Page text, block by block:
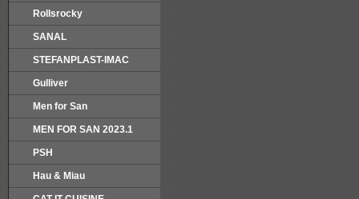
Rollsrocky
SANAL
STEFANPLAST-IMAC
Gulliver
Men for San
MEN FOR SAN 2023.1
PSH
Hau & Miau